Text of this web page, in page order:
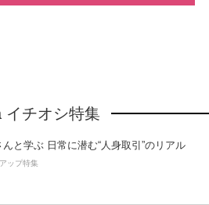
イチオシ特集
んと学ぶ 日常に潜む“人身取引”のリアル
ップ特集